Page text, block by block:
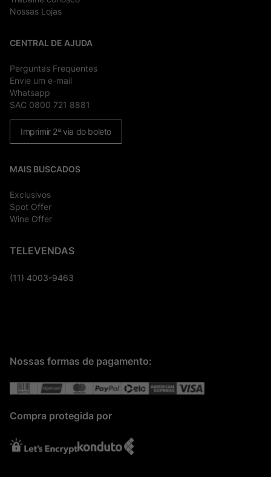
Nossas Lojas
CENTRAL DE AJUDA
Perguntas Frequentes
Envie um e-mail
Whatsapp
SAC 0800 721 8881
Imprimir 2ª via do boleto
MAIS BUSCADOS
Exclusivos
Spot Offer
Wine Offer
TELEVENDAS
(11) 4003-9463
Nossas formas de pagamento:
Compra protegida por